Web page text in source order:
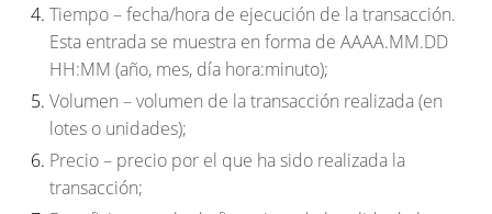
Tiempo– fecha/hora de ejecución de la transacción.
Esta entrada se muestra en forma de AAAA.MM.DD
HH:MM (año, mes, día hora:minuto);
Volumen – volumen de la transacción realizada (en
lotes o unidades);
Precio– precio por el que ha sido realizada la
transacción;